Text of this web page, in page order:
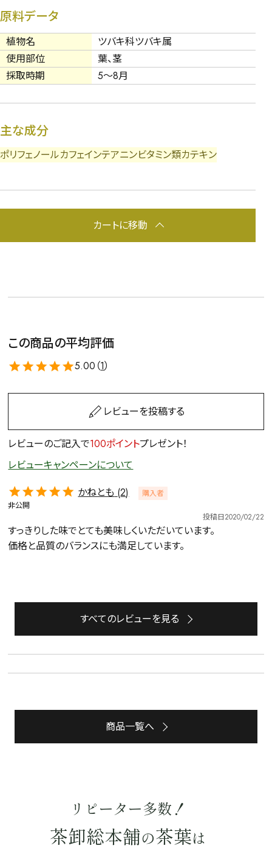
キーワードで探す
原料データ
植物名
ツバキ科ツバキ属
使用部位
葉、茎
採取時期
5～8月
主な成分
ポリフェノールカフェインテアニンビタミン類カテキン
カートに移動
この商品の平均評価
5.00（1）
レビューを投稿する
レビューのご記入で100ポイントプレゼント！
レビューキャンペーンについて
かねとも 2
購入者
非公開
投稿日2020/02/22
すっきりした味でとても美味しくいただいています。
価格と品質のバランスにも満足しています。
すべてのレビューを見る
商品一覧へ
リピーター多数！
茶卸総本舗の茶葉は